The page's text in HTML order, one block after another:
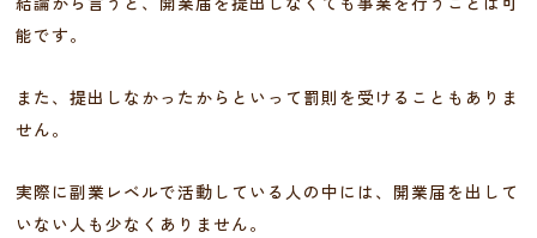
能です。
また、提出しなかったからといって罰則を受けることもありま
せん。
実際に副業レベルで活動している人の中には、開業届を出して
いない人も少なくありません。